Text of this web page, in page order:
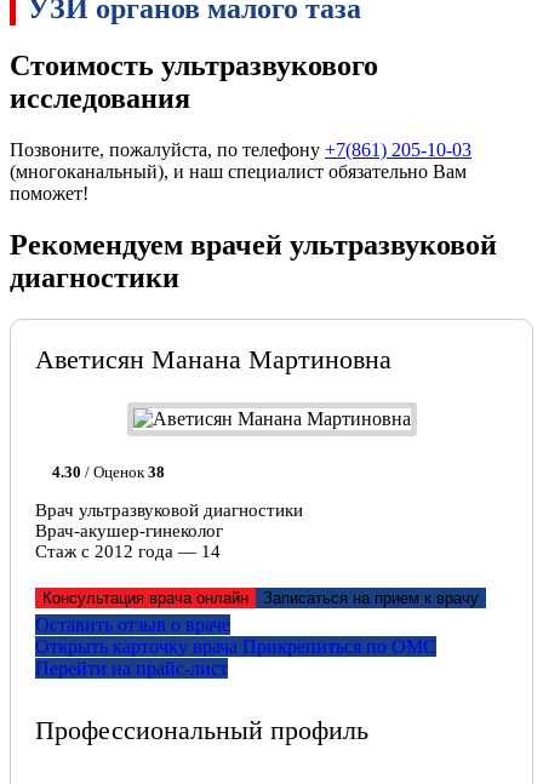
УЗИ органов малого таза
Стоимость ультразвукового
исследования
Позвоните, пожалуйста, по телефону +7(861) 205-10-03
(многоканальный), и наш специалист обязательно Вам
поможет!
Рекомендуем врачей ультразвуковой
диагностики
Аветисян Манана Мартиновна
4.30 / Оценок 38
Врач ультразвуковой диагностики
Врач-акушер-гинеколог
Стаж с 2012 года — 14
Консультация врача онлайн Записаться на прием к врачу
Оставить отзыв о враче
Открыть карточку врача Прикрепитьcя по ОМС
Перейти на прайс-лист
Профессиональный профиль